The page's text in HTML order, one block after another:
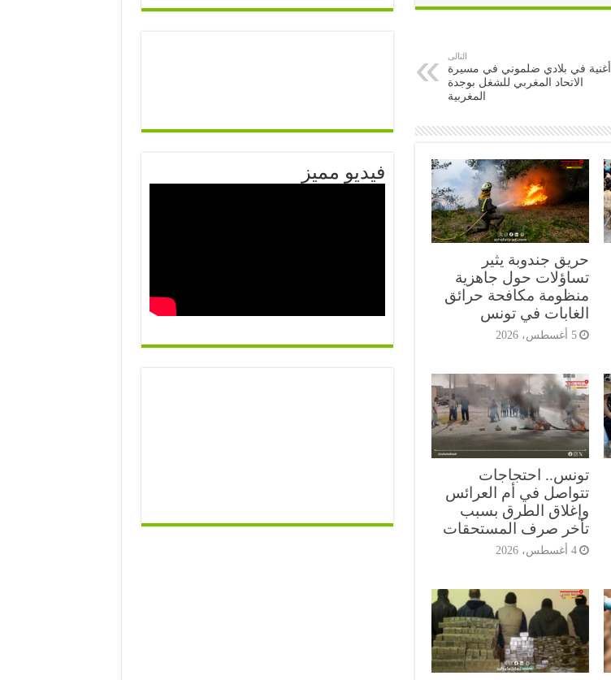
التالى
أغنية في بلادي ضلموني في مسيرة
الاتحاد المغربي للشغل بوجدة
المغربية
حريق جندوبة يثير
تساؤلات حول جاهزية
منظومة مكافحة حرائق
الغابات في تونس
5 أغسطس، 2026
تونس.. احتجاجات
تتواصل في أم العرائس
وإغلاق الطرق بسبب
تأخر صرف المستحقات
4 أغسطس، 2026
فيديو مميز